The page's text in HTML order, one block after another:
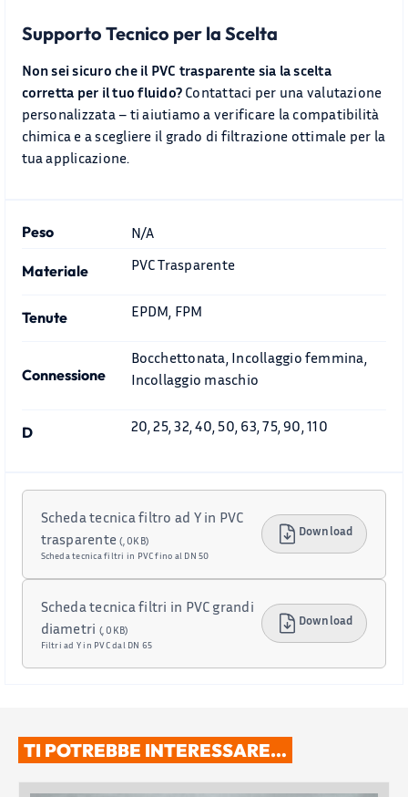
Supporto Tecnico per la Scelta
Non sei sicuro che il PVC trasparente sia la scelta
corretta per il tuo fluido? Contattaci per una valutazione
personalizzata – ti aiutiamo a verificare la compatibilità
chimica e a scegliere il grado di filtrazione ottimale per la
tua applicazione.
Peso N/A
Materiale PVC Trasparente
Tenute EPDM, FPM
Connessione
Bocchettonata, Incollaggio femmina,
Incollaggio maschio
D 20, 25, 32, 40, 50, 63, 75, 90, 110
Scheda tecnica filtro ad Y in PVC
trasparente(, 0KB)
Scheda tecnica filtri in PVC fino al DN 50
Download
Scheda tecnica filtri in PVC grandi
diametri (, 0KB)
Filtri ad Y in PVC dal DN 65
Download
TI POTREBBE INTERESSARE…